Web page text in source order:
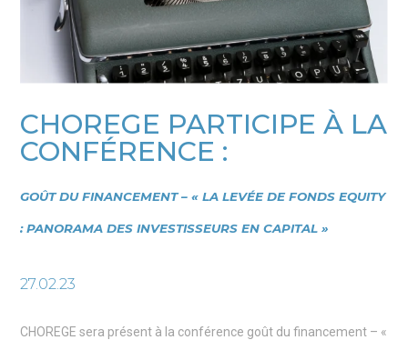
CHOREGE PARTICIPE À LA
CONFÉRENCE :
GOÛT DU FINANCEMENT – « LA LEVÉE DE FONDS EQUITY
: PANORAMA DES INVESTISSEURS EN CAPITAL »
27.02.23
CHOREGE sera présent à la conférence goût du financement – «